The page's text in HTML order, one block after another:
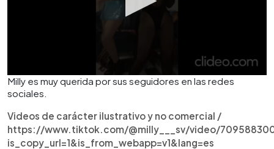
Milly es muy querida por sus seguidores en las redes
sociales.
Videos de carácter ilustrativo y no comercial /
https://www.tiktok.com/@milly___sv/video/
is_copy_url=1&is_from_webapp=v1&lang=es